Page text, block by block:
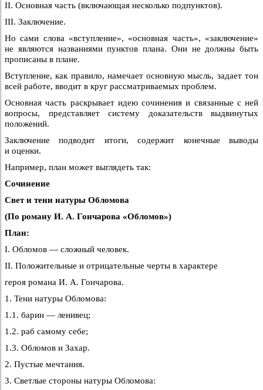
II. Основная часть (включающая несколько подпунктов).
III. Заключение.
Но сами слова «вступление», «основная часть», «заключение»
не являются названиями пунктов плана. Они не должны быть
прописаны в плане.
Вступление, как правило, намечает основную мысль, задает тон
всей работе, вводит в круг рассматриваемых проблем.
Основная часть раскрывает идею сочинения и связанные с ней
вопросы, представляет систему доказательств выдвинутых
положений.
Заключение подводит итоги, содержит конечные выводы
и оценки.
Например, план может выглядеть так:
Сочинение
Свет и тени натуры Обломова
(По роману И. А. Гончарова «Обломов»)
План:
I. Обломов — сложный человек.
II. Положительные и отрицательные черты в характере
героя романа И. А. Гончарова.
1. Тени натуры Обломова:
1.1. барин — ленивец;
1.2. раб самому себе;
1.3. Обломов и Захар.
2. Пустые мечтания.
3. Светлые стороны натуры Обломова: